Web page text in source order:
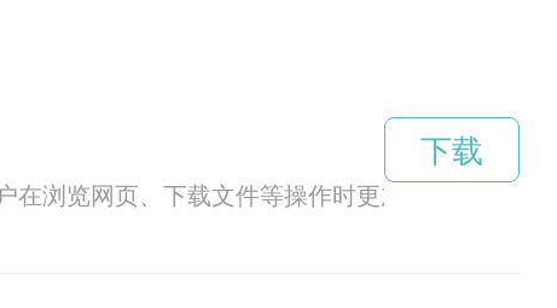
浏览网页、下载文件等操作时更加流畅快速。
下载